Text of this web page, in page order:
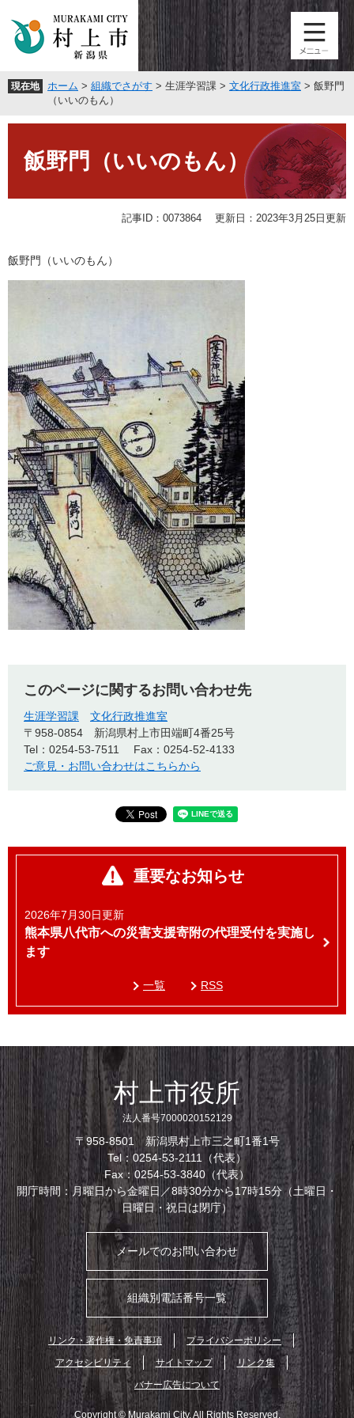
頭
す
飛
し
現在地 ホーム > 組織でさがす > 生涯学習課 > 文化行政推進室 > 飯野門
（いいのもん）
飯野門（いいのもん）
記事ID：0073864 更新日：2023年3月25日更新
飯野門（いいのもん）
このページに関するお問い合わせ先
生涯学習課
文化行政推進室
〒958-0854
新潟県村上市田端町4番25号
Tel：0254-53-7511
Fax：0254-52-4133
ご意見・お問い合わせはこちらから
重要なお知らせ
2026年7月30日更新
熊本県八代市への災害支援寄附の代理受付を実施し
ます
一覧 RSS
村上市役所
法人番号7000020152129
〒958-8501 新潟県村上市三之町1番1号
Tel：0254-53-2111（代表）
Fax：0254-53-3840（代表）
開庁時間：月曜日から金曜日／8時30分から17時15分（土曜日・
日曜日・祝日は閉庁）
メールでのお問い合わせ
組織別電話番号一覧
リンク・著作権・免責事項
プライバシーポリシー
アクセシビリティ
サイトマップ
リンク集
バナー広告について
Copyright © Murakami City. All Rights Reserved.